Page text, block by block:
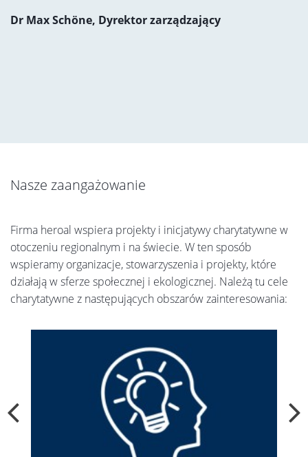
Dr Max Schöne, Dyrektor zarządzający
Nasze zaangażowanie
Firma heroal wspiera projekty i inicjatywy charytatywne w
otoczeniu regionalnym i na świecie. W ten sposób
wspieramy organizacje, stowarzyszenia i projekty, które
działają w sferze społecznej i ekologicznej. Należą tu cele
charytatywne z następujących obszarów zainteresowania: